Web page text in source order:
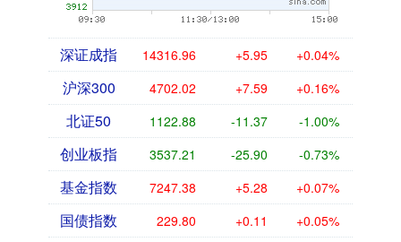
深证成指 14316.96 +5.95 +0.04%
沪深300 4702.02 +7.59 +0.16%
北证50 1122.88 -11.37 -1.00%
创业板指 3537.21 -25.90 -0.73%
基金指数 7247.38 +5.28 +0.07%
国债指数 229.80 +0.11 +0.05%